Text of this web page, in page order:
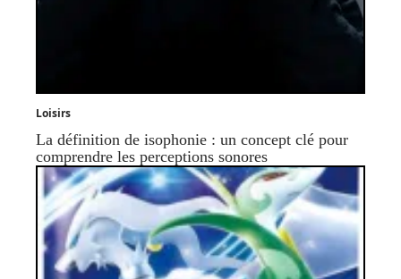
Loisirs
La définition de isophonie : un concept clé pour
comprendre les perceptions sonores